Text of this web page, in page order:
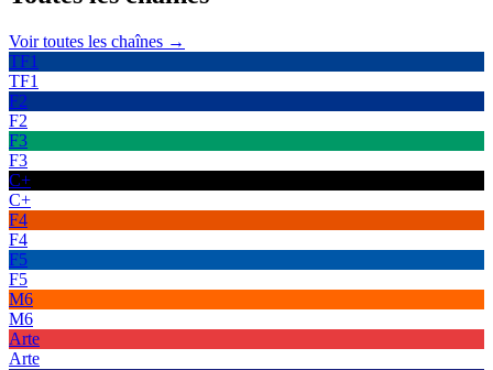
Voir toutes les chaînes →
TF1
TF1
F2
F2
F3
F3
C+
C+
F4
F4
F5
F5
M6
M6
Arte
Arte